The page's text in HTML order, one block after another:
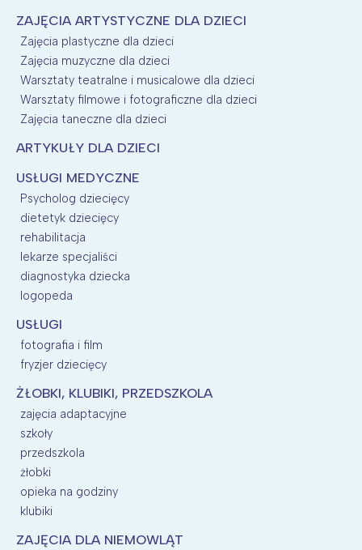
ZAJĘCIA ARTYSTYCZNE DLA DZIECI
Zajęcia plastyczne dla dzieci
Zajęcia muzyczne dla dzieci
Warsztaty teatralne i musicalowe dla dzieci
Warsztaty filmowe i fotograficzne dla dzieci
Zajęcia taneczne dla dzieci
ARTYKUŁY DLA DZIECI
USŁUGI MEDYCZNE
Psycholog dziecięcy
dietetyk dziecięcy
rehabilitacja
lekarze specjaliści
diagnostyka dziecka
logopeda
USŁUGI
fotografia i film
fryzjer dziecięcy
ŻŁOBKI, KLUBIKI, PRZEDSZKOLA
zajęcia adaptacyjne
szkoły
przedszkola
żłobki
opieka na godziny
klubiki
ZAJĘCIA DLA NIEMOWLĄT